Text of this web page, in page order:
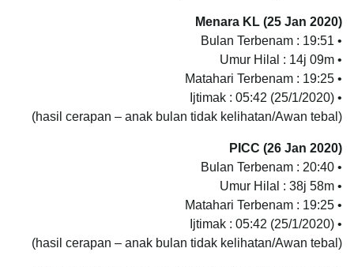
Menara KL (25 Jan 2020)
• Bulan Terbenam : 19:51
• Umur Hilal : 14j 09m
• Matahari Terbenam : 19:25
• Ijtimak : 05:42 (25/1/2020)
(hasil cerapan – anak bulan tidak kelihatan/Awan tebal)
PICC (26 Jan 2020)
• Bulan Terbenam : 20:40
• Umur Hilal : 38j 58m
• Matahari Terbenam : 19:25
• Ijtimak : 05:42 (25/1/2020)
(hasil cerapan – anak bulan tidak kelihatan/Awan tebal)